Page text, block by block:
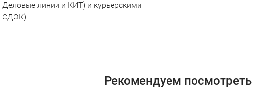
линии и КИТ) и курьерскими
СДЭК)
Рекомендуем посмотреть